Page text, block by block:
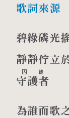
歌詞來源
碧綠磷光
靜靜佇立
守護者
囚徒
為誰而歌